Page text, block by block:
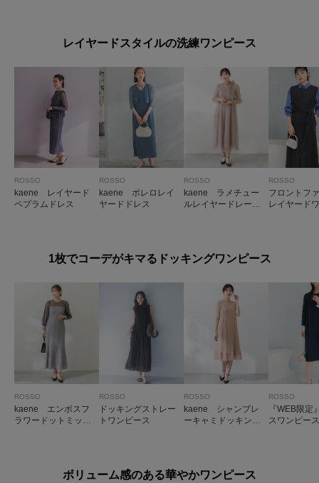
レイヤードスタイルの洗練ワンピース
ROSSO
kaene レイヤード
ペプラムドレス
ROSSO
kaene ボレロレイ
ヤードドレス
ROSSO
kaene ラメチュー
ルレイヤードレース
ROSSO
フロントフ
レイヤード
1枚でコーデがキマるドッキングワンピース
ROSSO
kaene エンボスフ
ラワードットミック
ROSSO
ドッキングストレー
トワンピース
ROSSO
kaene シャンブレ
ーキャミドッキング
ROSSO
『WEB限定
スワンピース
ボリューム感のある華やかワンピース